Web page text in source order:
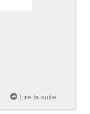
Lire la suite